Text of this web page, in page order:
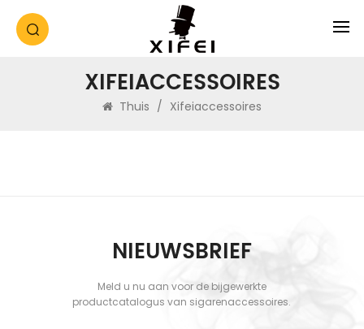
XIFEIACCESSOIRES
Thuis / Xifeiaccessoires
NIEUWSBRIEF
Meld u nu aan voor de bijgewerkte
productcatalogus van sigarenaccessoires.